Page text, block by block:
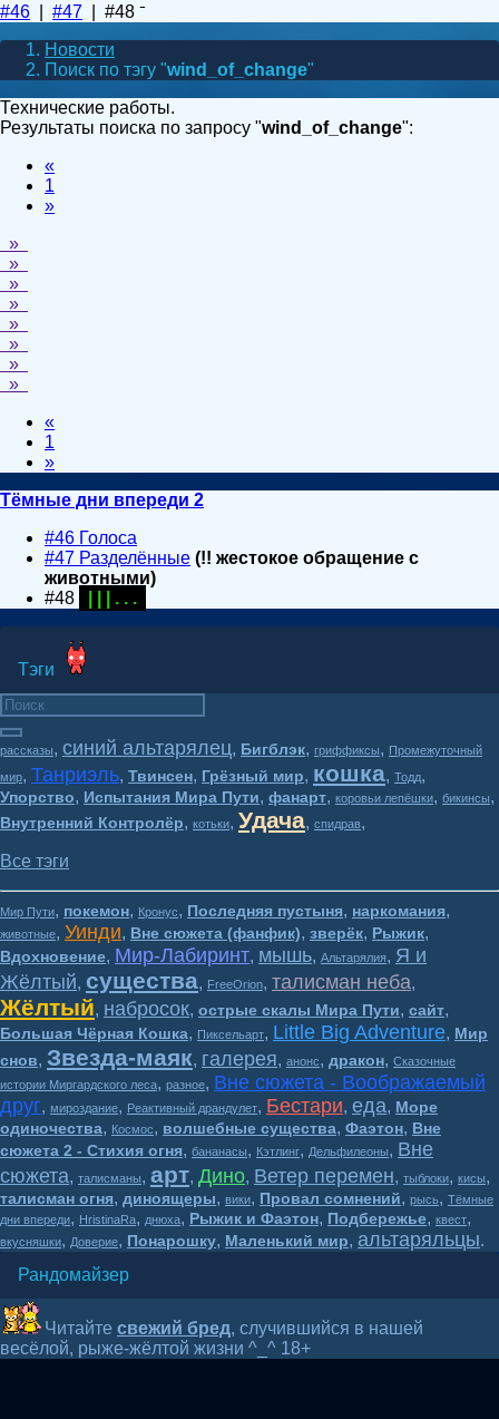
#46
#47 | #48
Новости
Поиск по тэгу "wind_of_change"
Технические работы.
Результаты поиска по запросу "wind_of_change":
«
1
»
»
»
»
»
»
»
»
»
«
1
»
Тёмные дни впереди 2
#46 Голоса
#47 Разделённые (!! жестокое обращение с
животными)
#48
| | | . . .
Тэги
рассказы, синий альтарялец, Бигблэк, гриффиксы, Промежуточный
мир, Танриэль, Твинсен, Грёзный мир, кошка, Тодд,
Упорство, Испытания Мира Пути, фанарт, коровьи лепёшки, бикинсы,
Внутренний Контролёр, котьки, Удача, спидрав,
Все тэги
Мир Пути, покемон, Кронус, Последняя пустыня, наркомания,
животные, Уинди, Вне сюжета (фанфик), зверёк, Рыжик,
Вдохновение, Мир-Лабиринт, мышь, Альтарялия, Я и
Жёлтый, существа, FreeOrion, талисман неба,
Жёлтый, набросок, острые скалы Мира Пути, сайт,
Большая Чёрная Кошка, Пиксельарт, Little Big Adventure, Мир
снов, Звезда-маяк, галерея, анонс, дракон, Сказочные
истории Миргардского леса, разное, Вне сюжета - Воображаемый
друг, мироздание, Реактивный драндулет, Бестари, еда, Море
одиночества, Космос, волшебные существа, Фаэтон, Вне
сюжета 2 - Стихия огня, бананасы, Кэтлинг, Дельфилеоны, Вне
сюжета, талисманы, арт, Дино, Ветер перемен, тыблоки, кисы,
талисман огня, диноящеры, вики, Провал сомнений, рысь, Тёмные
дни впереди, HristinaRa, днюха, Рыжик и Фаэтон, Подбережье, квест,
вкусняшки, Доверие, Понарошку, Маленький мир, альтаряльцы.
Рандомайзер
Читайте свежий бред, случившийся в нашей
весёлой, рыже-жёлтой жизни ^_^ 18+